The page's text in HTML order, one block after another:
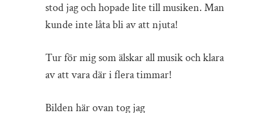
stod jag och hopade lite till musiken. Man
kunde inte låta bli av att njuta!
Tur för mig som älskar all musik och klara
av att vara där i flera timmar!
Bilden här ovan tog jag